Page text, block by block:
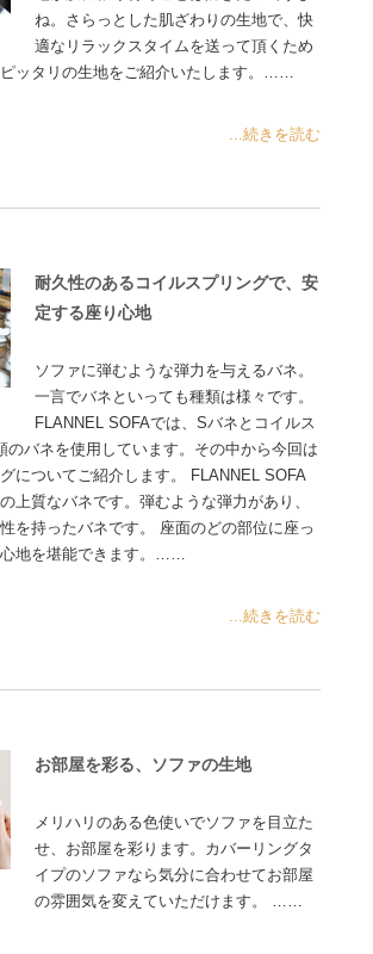
ね。さらっとした肌ざわりの生地で、快
適なリラックスタイムを送って頂くため
ッタリの生地をご紹介いたします。……
...続きを読む
耐久性のあるコイルスプリングで、安
定する座り心地
ソファに弾むような弾力を与えるバネ。
一言でバネといっても種類は様々です。
FLANNEL SOFAでは、Sバネとコイルス
のバネを使用しています。その中から今回は
についてご紹介します。 FLANNEL SOFA
上質なバネです。弾むような弾力があり、
を持ったバネです。 座面のどの部位に座っ
心地を堪能できます。……
...続きを読む
お部屋を彩る、ソファの生地
メリハリのある色使いでソファを目立た
せ、お部屋を彩ります。カバーリングタ
イプのソファなら気分に合わせてお部屋
の雰囲気を変えていただけます。 ……